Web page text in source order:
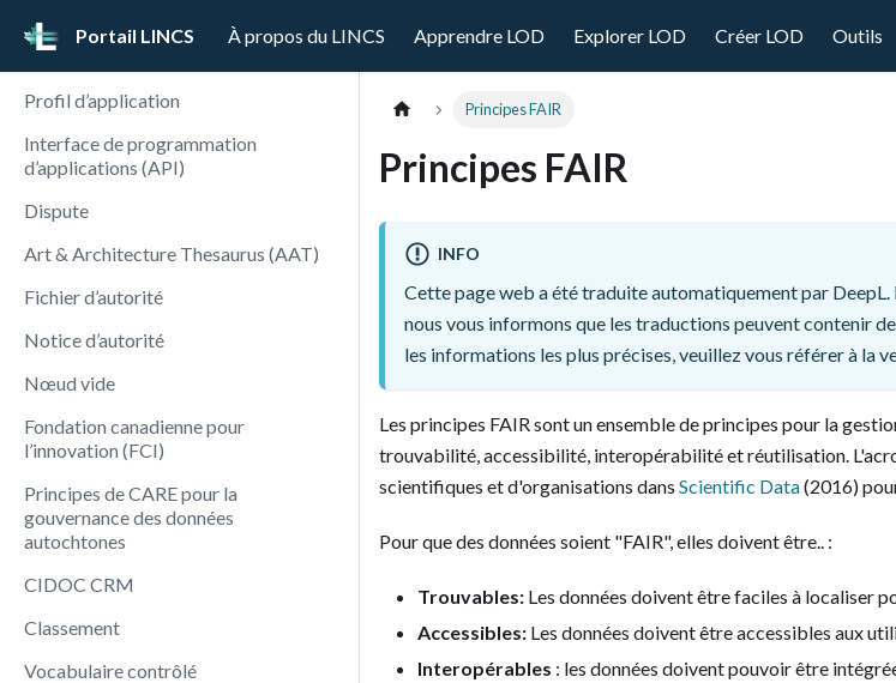
Portail LINCS À propos du LINCS Apprendre LOD Explorer LOD Créer LOD Outils
Profil d’application
Interface de programmation
d’applications (API)
Dispute
Art & Architecture Thesaurus (AAT)
Fichier d’autorité
Notice d’autorité
Nœud vide
Fondation canadienne pour
l’innovation (FCI)
Principes de CARE pour la
gouvernance des données
autochtones
CIDOC CRM
Classement
Vocabulaire contrôlé
Principes FAIR
Principes FAIR
INFO
Cette page web a été traduite automatiquement par DeepL.
nous vous informons que les traductions peuvent contenir
les informations les plus précises, veuillez vous référer à la
Les principes FAIR sont un ensemble de principes pour la
trouvabilité, accessibilité, interopérabilité et réutilisation.
scientifiques et d'organisations dans Scientific Data(2016)
Pour que des données soient "FAIR", elles doivent être.. :
Trouvables: Les données doivent être faciles à localiser
Accessibles: Les données doivent être accessibles aux
Interopérables : les données doivent pouvoir être